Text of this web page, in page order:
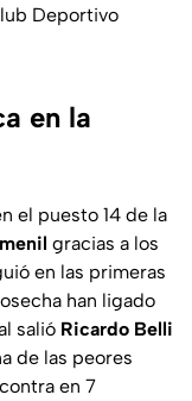
Deportivo
en la
el puesto 14 de la
gracias a los
en las primeras
han ligado
salió Ricardo Belli
de las peores
en 7